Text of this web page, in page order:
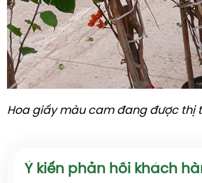
Hoa giấy màu cam đang được thị
Ý kiến phản hồi khách